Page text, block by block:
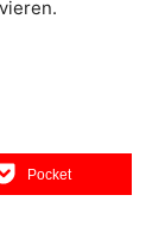
Pocket